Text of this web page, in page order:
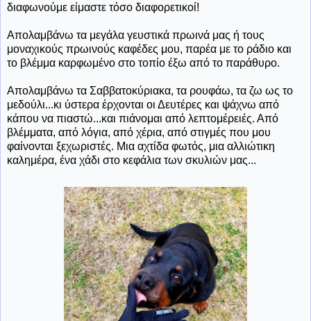
διαφωνούμε είμαστε τόσο διαφορετικοί!
Απολαμβάνω τα μεγάλα γευστικά πρωινά μας ή τους
μοναχικούς πρωινούς καφέδες μου, παρέα με το ράδιο και
το βλέμμα καρφωμένο στο τοπίο έξω από το παράθυρο.
Απολαμβάνω τα Σαββατοκύριακα, τα ρουφάω, τα ζω ως το
μεδούλι...κι ύστερα έρχονται οι Δευτέρες και ψάχνω από
κάπου να πιαστώ...και πιάνομαι από λεπτομέρειές. Από
βλέμματα, από λόγια, από χέρια, από στιγμές που μου
φαίνονται ξεχωριστές. Μια αχτίδα φωτός, μια αλλιώτικη
καλημέρα, ένα χάδι στο κεφάλια των σκυλιών μας...